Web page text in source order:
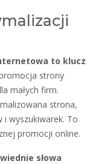
to klucz
strony
małych firm.
strona,
i wyszukiwarek. To
promocji online.
słowa